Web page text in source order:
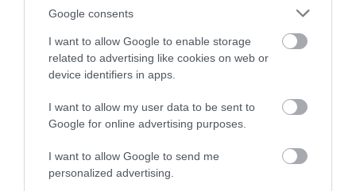
Google consents
I want to allow Google to enable storage
related to advertising like cookies on web or
device identifiers in apps.
I want to allow my user data to be sent to
Google for online advertising purposes.
I want to allow Google to send me
personalized advertising.
A biztosítási jogviszony fennállása alatt folyósított "rendes"
táppénz időtartama a nők kedvezményes nyugdíjára jogosító
időbe is beszámít, akárcsak a táppénz folyósítását megelőző 15
nap betegszabadság időtartama.
A fizetés nélküli szabadság tartama főszabályként nem számítható